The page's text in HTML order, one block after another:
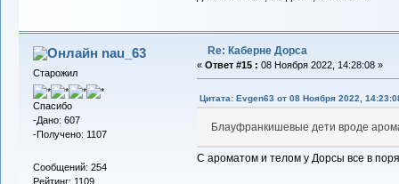
nau_63
Старожил
Спасибо
-Дано: 607
-Получено: 1107
Сообщений: 254
Рейтинг: 1109
Re: Каберне Дорса
« Ответ #15 : 08 Ноября 2022, 14:28:08 »
Цитата: Evgen63 от 08 Ноября 2022,
Блауфранкишевые дети вроде
С ароматом и телом у Дорсы все в